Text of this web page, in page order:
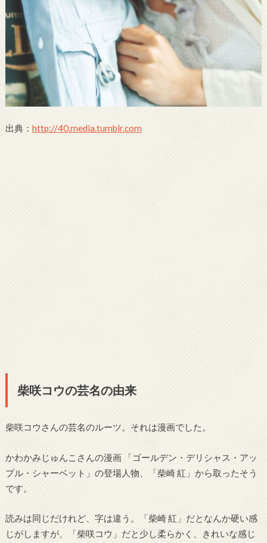
出典： http://40.media.tumblr.com
柴咲コウの芸名の由来
柴咲コウさんの芸名のルーツ。それは漫画でした。
かわかみじゅんこさんの漫画 「ゴールデン・デリシャス・アッ
プル・シャーベット」の登場人物、「柴崎 紅」から取ったそう
です。
読みは同じだけれど、字は違う。「柴崎 紅」だとなんか硬い感
じがしますが、「柴咲コウ」だと少し柔らかく、きれいな感じ